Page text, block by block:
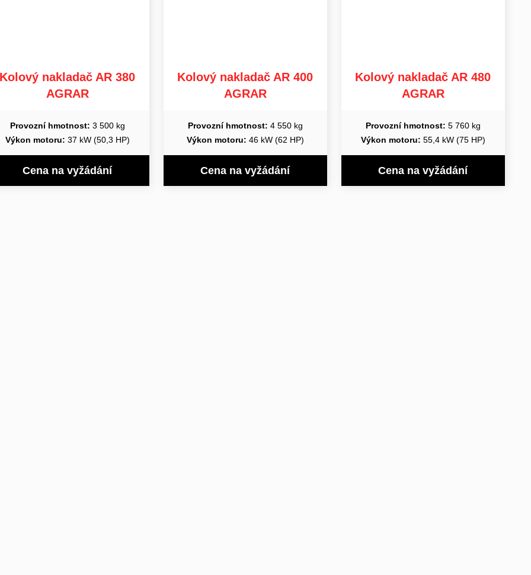
Kolový nakladač AR 380
AGRAR
Provozní hmotnost: 3 500 kg
Výkon motoru: 37 kW (50,3 HP)
Cena na vyžádání
Kolový nakladač AR 400
AGRAR
Provozní hmotnost: 4 550 kg
Výkon motoru: 46 kW (62 HP)
Cena na vyžádání
Kolový nakladač AR 480
AGRAR
Provozní hmotnost: 5 760 kg
Výkon motoru: 55,4 kW (75 HP)
Cena na vyžádání